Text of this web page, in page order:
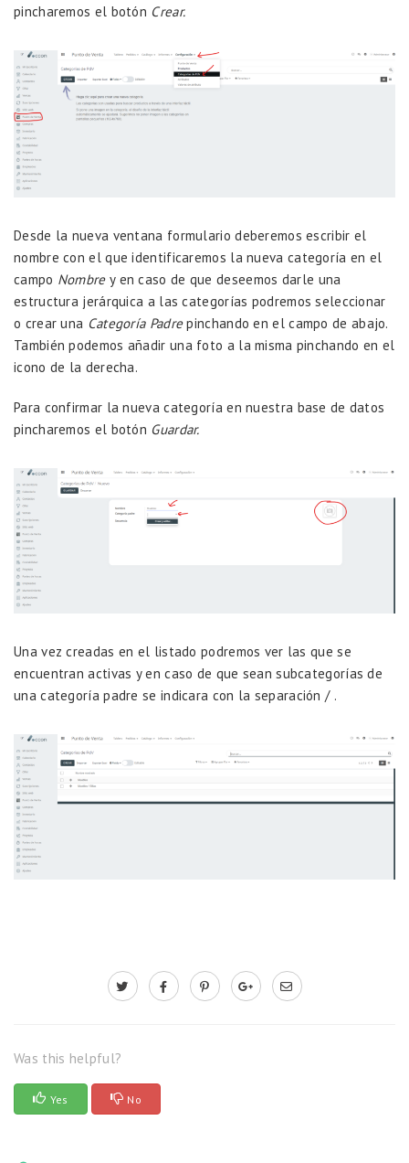
pincharemos el botón Crear.
Desde la nueva ventana formulario deberemos escribir el
nombre con el que identificaremos la nueva categoría en el
campo Nombrey en caso de que deseemos darle una
estructura jerárquica a las categorías podremos seleccionar
o crear una Categoría Padrepinchando en el campo de abajo.
También podemos añadir una foto a la misma pinchando en el
icono de la derecha.
Para confirmar la nueva categoría en nuestra base de datos
pincharemos el botón Guardar.
Una vez creadas en el listado podremos ver las que se
encuentran activas y en caso de que sean subcategorías de
una categoría padre se indicara con la separación / .
Was this helpful?
Yes No